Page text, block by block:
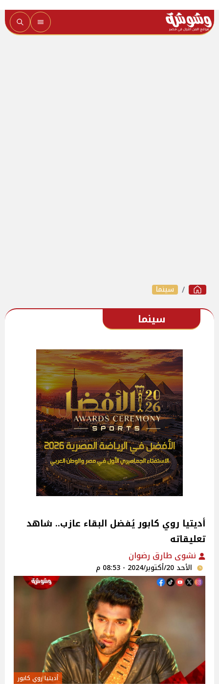
سينما
سينما
أديتيا روي كابور يُفضل البقاء عازب.. شاهد
تعليقاته
نشوى طارق رضوان
الأحد 20/أكتوبر/2024 - 08:53 م
أديتيا روي كابور